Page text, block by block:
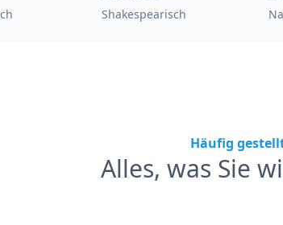
Shakespearisch
Häufig
Alles, was Sie